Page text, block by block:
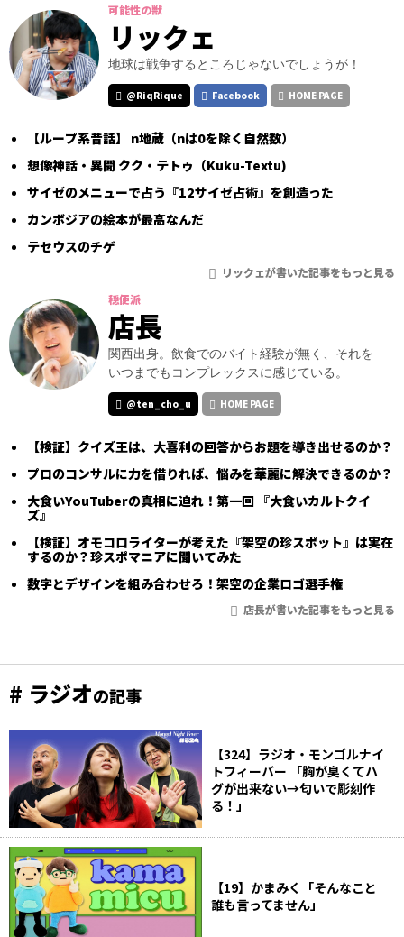
可能性の獣
リックェ
地球は戦争するところじゃないでしょうが！
@RiqRique Facebook HOME PAGE
【ループ系昔話】 n地蔵（nは0を除く自然数）
想像神話・異聞 クク・テトゥ（Kuku-Textu)
サイゼのメニューで占う『12サイゼ占術』を創造った
カンボジアの絵本が最高なんだ
テセウスのチゲ
リックェが書いた記事をもっと見る
穏便派
店長
関西出身。飲食でのバイト経験が無く、それを
いつまでもコンプレックスに感じている。
@ten_cho_u HOME PAGE
【検証】クイズ王は、大喜利の回答からお題を導き出せるのか？
プロのコンサルに力を借りれば、悩みを華麗に解決できるのか？
大食いYouTuberの真相に迫れ！第一回 『大食いカルトクイ
ズ』
【検証】オモコロライターが考えた『架空の珍スポット』は実在
するのか？珍スポマニアに聞いてみた
数字とデザインを組み合わせろ！架空の企業ロゴ選手権
店長が書いた記事をもっと見る
# ラジオの記事
【324】ラジオ・モンゴルナイ
トフィーバー 「胸が臭くてハ
グが出来ない→匂いで彫刻作
る！」
【19】かまみく「そんなこと
誰も言ってません」